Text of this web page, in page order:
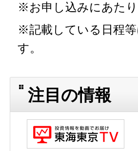
※お申し込みにあた
※記載している日程
す。
注目の情報